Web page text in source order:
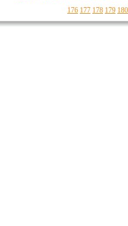
176 177 178 179 180